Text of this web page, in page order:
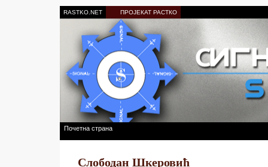
RASTKO.NET ПРОЈЕКАТ РАСТКО
Почетна страна
Слободан Шкеровић